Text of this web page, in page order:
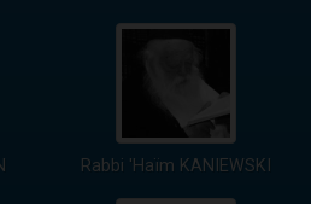
Rabbi 'Haïm KANIEWSKI